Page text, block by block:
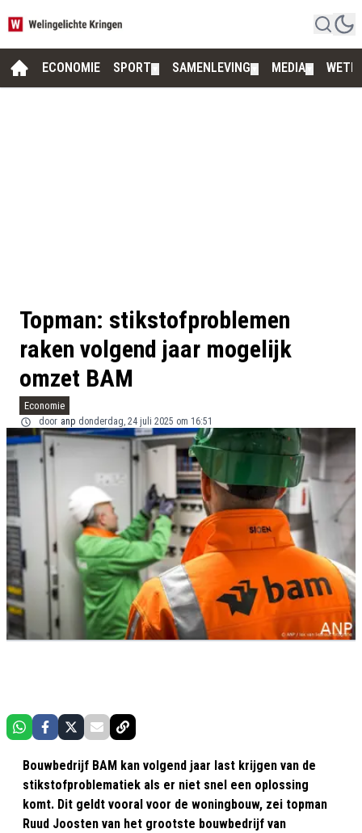
ECONOMIE SPORT SAMENLEVING MEDIA
Topman: stikstofproblemen
raken volgend jaar mogelijk
omzet BAM
Economie
door anp donderdag, 24 juli 2025 om 16:51
Bouwbedrijf BAM kan volgend jaar last krijgen van de
stikstofproblematiek als er niet snel een oplossing
komt. Dit geldt vooral voor de woningbouw, zei topman
Ruud Joosten van het grootste bouwbedrijf van